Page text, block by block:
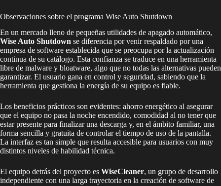
Observaciones sobre el programa Wise Auto Shutdown
En un mercado lleno de pequeñas utilidades de apagado automático,
Wise Auto Shutdown se diferencia por venir respaldado por una
empresa de software establecida que se preocupa por la actualización
continua de su catálogo. Esta confianza se traduce en una herramienta
libre de malware y bloatware, algo que no todas las alternativas pueden
garantizar. El usuario gana en control y seguridad, sabiendo que la
herramienta que gestiona la energía de su equipo es fiable.
Los beneficios prácticos son evidentes: ahorro energético al asegurar
que el equipo no pasa la noche encendido, comodidad al no tener que
estar presente para finalizar una descarga y, en el ámbito familiar, una
forma sencilla y gratuita de controlar el tiempo de uso de la pantalla.
La interfaz es tan simple que resulta accesible para usuarios con muy
distintos niveles de habilidad técnica.
El equipo detrás del proyecto es WiseCleaner, un grupo de desarrollo
independiente con una larga trayectoria en la creación de software de